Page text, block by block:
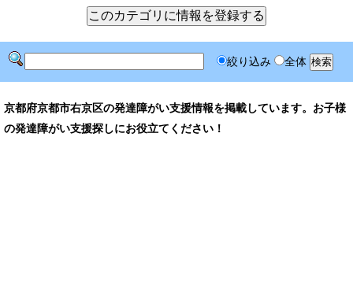
絞り込み 全体
京都府京都市右京区の発達障がい支援情報を掲載しています。お子様
の発達障がい支援探しにお役立てください！